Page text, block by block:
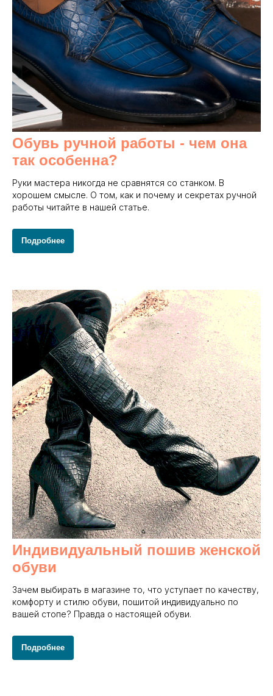
Обувь ручной работы - чем она
так особенна?
Руки мастера никогда не сравнятся со станком. В
хорошем смысле. О том, как и почему и секретах ручной
работы читайте в нашей статье.
Подробнее
Индивидуальный пошив женской
обуви
Зачем выбирать в магазине то, что уступает по качеству,
комфорту и стилю обуви, пошитой индивидуально по
вашей стопе? Правда о настоящей обуви.
Подробнее